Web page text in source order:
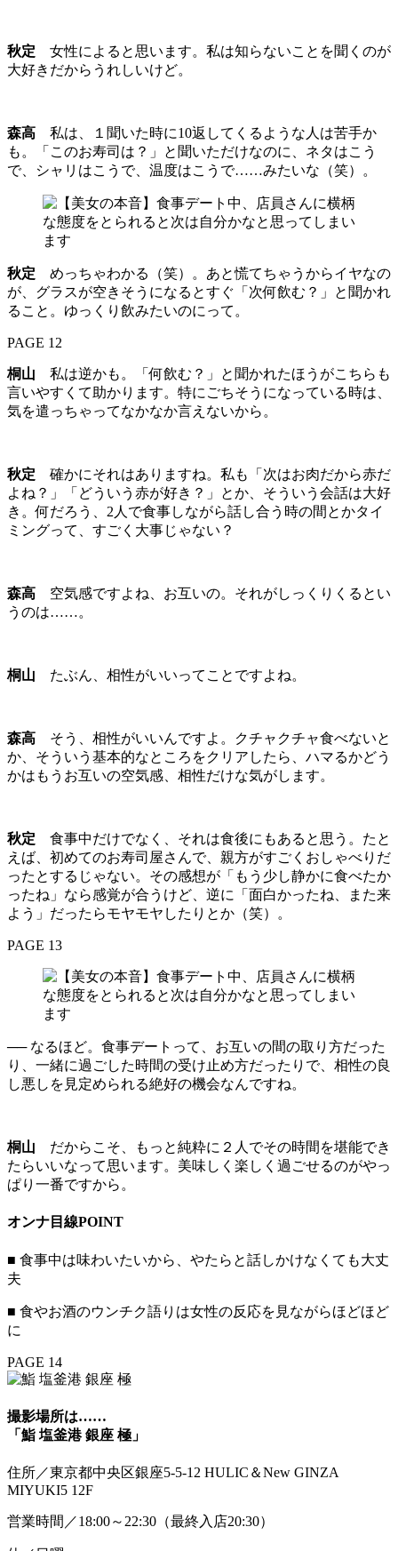
秋定 女性によると思います。私は知らないことを聞くのが
大好きだからうれしいけど。
森高 私は、１聞いた時に10返してくるような人は苦手か
も。「このお寿司は？」と聞いただけなのに、ネタはこう
で、シャリはこうで、温度はこうで……みたいな（笑）。
秋定 めっちゃわかる（笑）。あと慌てちゃうからイヤなの
が、グラスが空きそうになるとすぐ「次何飲む？」と聞かれ
ること。ゆっくり飲みたいのにって。
PAGE 12
桐山 私は逆かも。「何飲む？」と聞かれたほうがこちらも
言いやすくて助かります。特にごちそうになっている時は、
気を遣っちゃってなかなか言えないから。
秋定 確かにそれはありますね。私も「次はお肉だから赤だ
よね？」「どういう赤が好き？」とか、そういう会話は大好
き。何だろう、2人で食事しながら話し合う時の間とかタイ
ミングって、すごく大事じゃない？
森高 空気感ですよね、お互いの。それがしっくりくるとい
うのは……。
桐山 たぶん、相性がいいってことですよね。
森高 そう、相性がいいんですよ。クチャクチャ食べないと
か、そういう基本的なところをクリアしたら、ハマるかどう
かはもうお互いの空気感、相性だけな気がします。
秋定 食事中だけでなく、それは食後にもあると思う。たと
えば、初めてのお寿司屋さんで、親方がすごくおしゃべりだ
ったとするじゃない。その感想が「もう少し静かに食べたか
ったね」なら感覚が合うけど、逆に「面白かったね、また来
よう」だったらモヤモヤしたりとか（笑）。
PAGE 13
── なるほど。食事デートって、お互いの間の取り方だった
り、一緒に過ごした時間の受け止め方だったりで、相性の良
し悪しを見定められる絶好の機会なんですね。
桐山 だからこそ、もっと純粋に２人でその時間を堪能でき
たらいいなって思います。美味しく楽しく過ごせるのがやっ
ぱり一番ですから。
オンナ目線POINT
■ 食事中は味わいたいから、やたらと話しかけなくても大丈
夫
■ 食やお酒のウンチク語りは女性の反応を見ながらほどほど
に
PAGE 14
撮影場所は……
「鮨 塩釜港 銀座 極」
住所／東京都中央区銀座5-5-12 HULIC＆New GINZA
MIYUKI5 12F
営業時間／18:00～22:30（最終入店20:30）